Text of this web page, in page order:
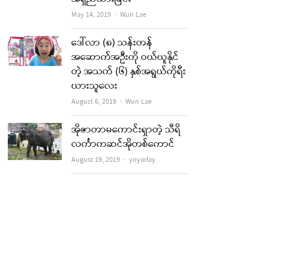
May 14, 2019 Author
Wun Lae
ဒေါ်လာ (၈) သန်းတန်
အဆောက်အဦးကို ဝယ်ယူနိုင်
တဲ့ အသက် (၆) နှစ်အရွယ်ကိုရီး
ယားသူလေး
August 6, 2019 Author
Wun Lae
အိုဇာတာမကောင်းရှာတဲ့ သီရိ
လင်္ကာကဆင်အိုတစ်ကောင်
August 19, 2019 Author
yoyarlay